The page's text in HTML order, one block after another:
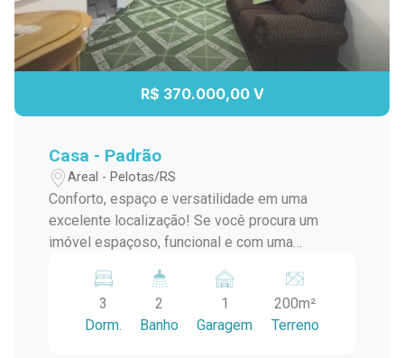
R$ 370.000,00 V
Casa - Padrão
Areal - Pelotas/RS
Conforto, espaço e versatilidade em uma
excelente localização! Se você procura um
imóvel espaçoso, funcional e com uma
ideal! Com 200 m² de área construída, o imóvel
conta com: 3 dormitórios, sendo 1 suíte; Sala de
estar com lareira; Cozinha; Banheiro social; Área
3
Dorm.
2
Banho
1
Garagem
200m²
Terreno